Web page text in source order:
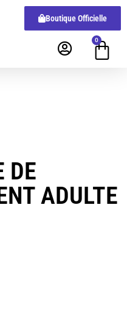
Boutique Officielle
0
DE
ADULTE